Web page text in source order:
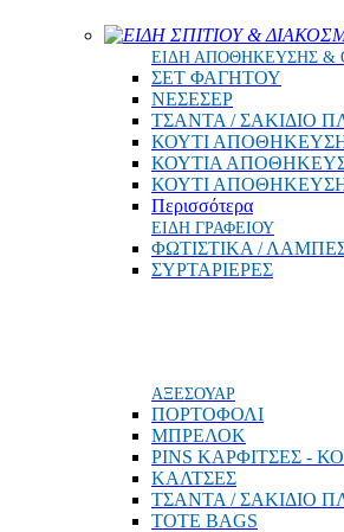
ΕΙΔΗ ΣΠΙΤΙΟΥ &
ΕΙΔΗ ΑΠΟΘΗΚΕΥΣΗΣ &
ΣΕΤ ΦΑΓΗΤΟΥ
ΝΕΣΕΣΕΡ
ΤΣΑΝΤΑ / ΣΑΚΙΔΙΟ
ΚΟΥΤΙ
ΚΟΥΤΙΑ
ΚΟΥΤΙ
Περισσότερα
ΕΙΔΗ ΓΡΑΦΕΙΟΥ
ΦΩΤΙΣΤΙΚΑ /
ΣΥΡΤΑΡΙΕΡΕΣ
ΑΞΕΣΟΥΑΡ
ΠΟΡΤΟΦΟΛΙ
MΠΡΕΛΟΚ
PINS ΚΑΡΦΙΤΣΕΣ -
ΚΑΛΤΣΕΣ
ΤΣΑΝΤΑ / ΣΑΚΙΔΙΟ
TOTE BAGS